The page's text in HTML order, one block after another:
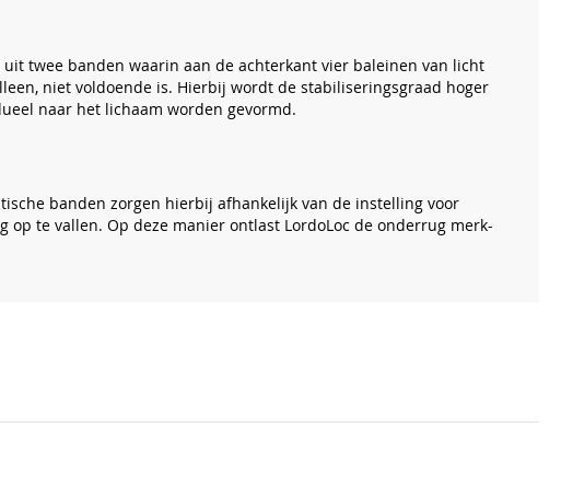
uit twee banden waarin aan de achterkant vier baleinen van licht
niet voldoende is. Hierbij wordt de stabiliseringsgraad hoger
naar het lichaam worden gevormd.
banden zorgen hierbij afhankelijk van de instelling voor
te vallen. Op deze manier ontlast LordoLoc de onderrug merk-